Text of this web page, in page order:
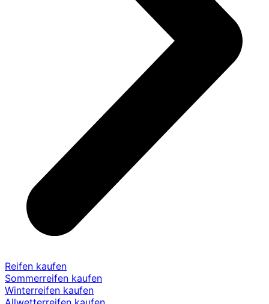
Reifen kaufen
Sommerreifen kaufen
Winterreifen kaufen